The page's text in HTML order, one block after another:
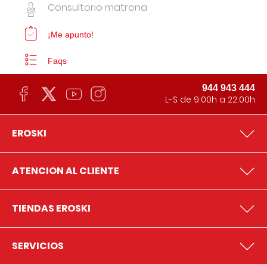
Consultorio matrona
¡Me apunto!
Faqs
944 943 444
L-S de 9:00h a 22:00h
EROSKI
ATENCION AL CLIENTE
TIENDAS EROSKI
SERVICIOS